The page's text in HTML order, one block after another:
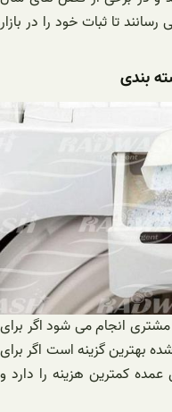
تا ثبات خود را در بازار
بندی
انجام می شود اگر برای
بهترین گزینه است اگر برای
کمترین هزینه را دارد و